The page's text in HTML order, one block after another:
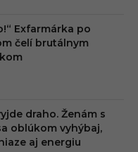
Exfarmárka po
čelí brutálnym
draho. Ženám s
oblúkom vyhýbaj,
aj energiu